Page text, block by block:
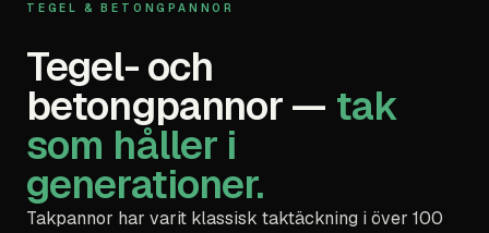
TEGEL & BETONGPANNOR
Tegel- och
betongpannor — tak
som håller i
generationer.
Takpannor har varit klassisk taktäckning i över 100